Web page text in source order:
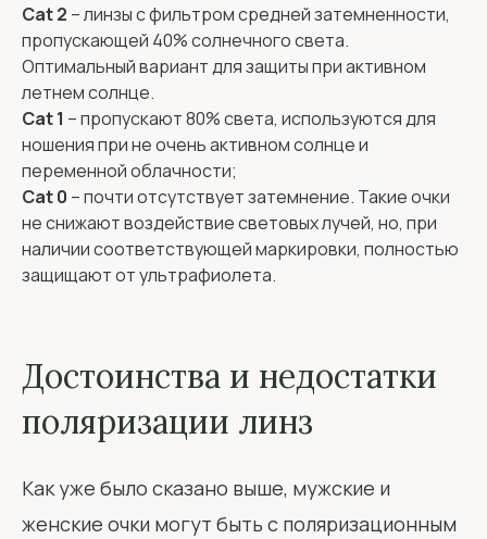
Cat 2 – линзы с фильтром средней затемненности,
пропускающей 40% солнечного света.
Оптимальный вариант для защиты при активном
летнем солнце.
Cat 1 – пропускают 80% света, используются для
ношения при не очень активном солнце и
переменной облачности;
Cat 0 – почти отсутствует затемнение. Такие очки
не снижают воздействие световых лучей, но, при
наличии соответствующей маркировки, полностью
защищают от ультрафиолета.
Достоинства и недостатки
поляризации линз
Как уже было сказано выше, мужские и
женские очки могут быть с поляризационным